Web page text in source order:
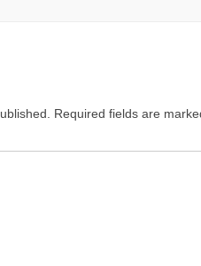
Required fields are